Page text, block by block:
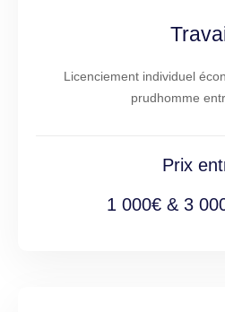
Licenciement individuel
prudhomme
Prix
1 000€ & 3